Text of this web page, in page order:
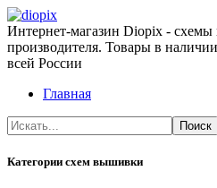
Интернет-магазин Diopix -
производителя. Товары в
всей России
Главная
Категории схем вышивки